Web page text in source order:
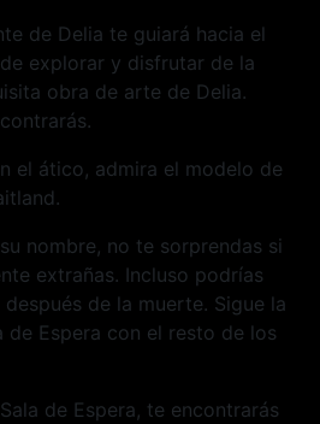
de Delia te guiará hacia el
explorar y disfrutar de la
obra de arte de Delia.
el ático, admira el modelo de
nombre, no te sorprendas si
extrañas. Incluso podrías
de la muerte. Sigue la
de Espera con el resto de los
de Espera, te encontrarás